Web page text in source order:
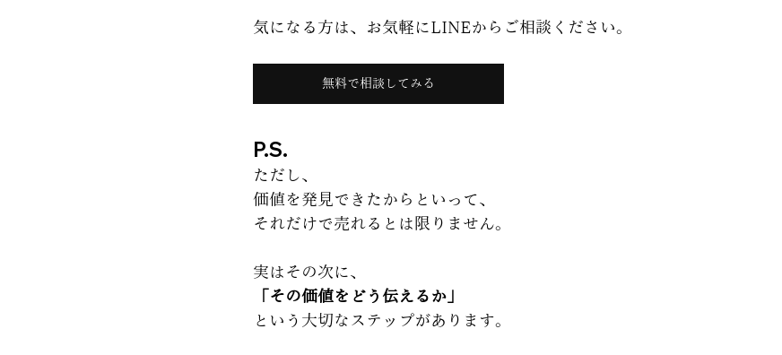
気になる方は、お気軽にLINEからご相談ください。
無料で相談してみる
P.S.
ただし、
価値を発見できたからといって、
それだけで売れるとは限りません。
実はその次に、
「その価値をどう伝えるか」
という大切なステップがあります。